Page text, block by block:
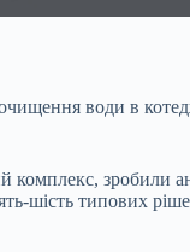
води в
комплекс, зробили
шість типових